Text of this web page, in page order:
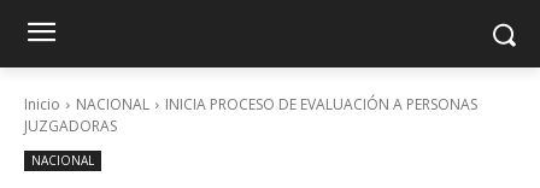
Inicio NACIONAL
INICIA PROCESO DE EVALUACIÓN A PERSONAS
JUZGADORAS
NACIONAL